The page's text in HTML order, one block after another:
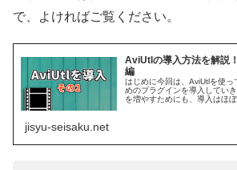
で、よければご覧ください。
AviUtlの導入方法を解説
編
はじめに今回は、AviUtlを使っ
めのプラグインを導入してい
を増やすためにも、導入はほ
jisyu-seisaku.net